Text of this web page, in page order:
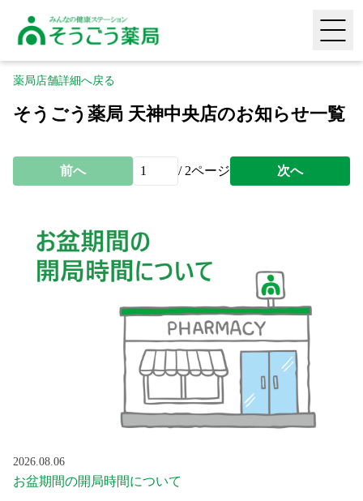
そうごう薬局｜全国の調剤薬局・在宅医療・健康サポ
HOME
薬局店舗検索
頼られる専門性
生活に寄り添う利便性
採用情報
タヨリス（LINEミニアプリ）
プライベートブランド（e-shop）
お問い合わせ
薬局店舗詳細へ戻る
そうごう薬局 天神中央店のお知らせ一覧
前へ / 2ページ 次へ
2026.08.06
お盆期間の開局時間について